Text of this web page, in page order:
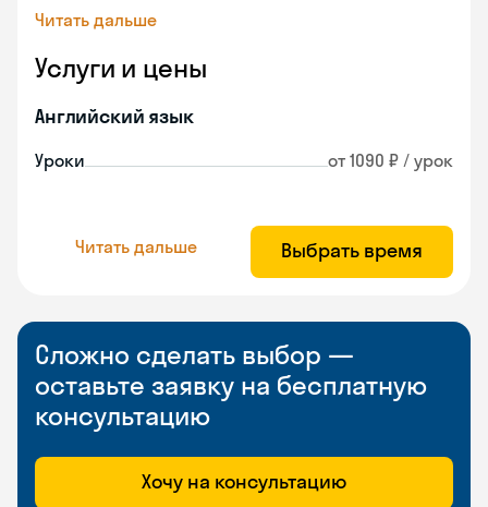
Читать дальше
Услуги и цены
Английский язык
Уроки от 1090 ₽ / урок
Читать дальше Выбрать время
Сложно сделать выбор —
оставьте заявку на бесплатную
консультацию
Хочу на консультацию